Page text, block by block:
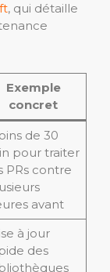
, qui détaille
Exemple
concret
de 30
pour traiter
PRs contre
avant
à jour
des